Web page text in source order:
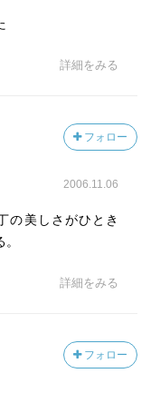
詳細をみる
フォロー
2006.11.06
の美しさがひとき
詳細をみる
フォロー